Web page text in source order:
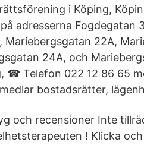
i Köping,
adresserna Fogdegatan
Mariebergsgatan 22A,
24A, och
☎ Telefon 022 12 86 65
bostadsrätter,
och recensioner Inte
! Klicka